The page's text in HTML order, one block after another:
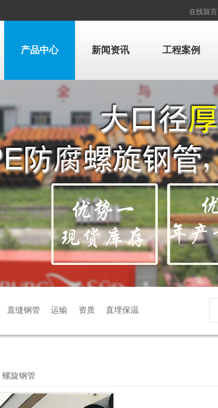
在线留言
产品中心 新闻资讯 工程案例
直缝钢管 运输 资质 直埋保温
螺旋钢管